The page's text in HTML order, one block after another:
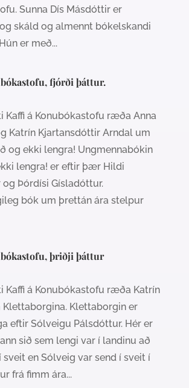
Sunna Dís Másdóttir er
skáld og almennt bókelskandi
er með...
fjórði þáttur.
Kaffi á Konubókastofu ræða Anna
Katrín Kjartansdóttir Arndal um
og ekki lengra! Ungmennabókin
lengra! er eftir þær Hildi
Þórdísi Gísladóttur.
bók um þrettán ára stelpur
þriðji þáttur
Kaffi á Konubókastofu ræða Katrín
Klettaborgina. Klettaborgin er
eftir Sólveigu Pálsdóttur. Hér er
sið sem lengi var í landinu að
sveit en Sólveig var send í sveit í
frá fimm ára...